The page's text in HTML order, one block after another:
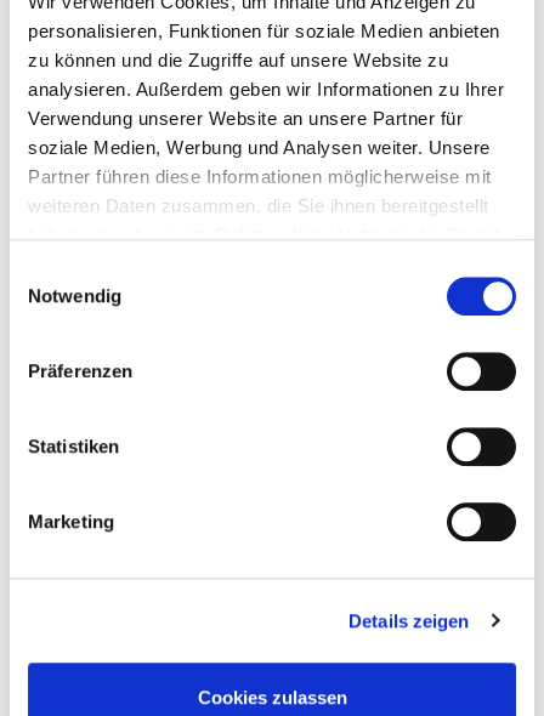
personalisieren, Funktionen für soziale Medien anbieten
zu können und die Zugriffe auf unsere Website zu
analysieren. Außerdem geben wir Informationen zu Ihrer
Verwendung unserer Website an unsere Partner für
soziale Medien, Werbung und Analysen weiter. Unsere
Partner führen diese Informationen möglicherweise mit
weiteren Daten zusammen, die Sie ihnen bereitgestellt
Notwendig
Präferenzen
Statistiken
Marketing
Details zeigen
Cookies zulassen
Ihrer Webseite hinzufügen.
Geben Sie stattdessen die 17-stellige Fahrgestell-
Identifikation-Nummer (FIN) ein und bekommen so eine
volle Dekodierung des Autos.
Tun Sie dies in drei Schritten: FIN eingeben, einen Preis
festlegen und Fotos hochladen. Und schon ist Ihr
Fahrzeug verkäuflich!
Autohaus Homepage
Fahrzeug verkäuflich FIN Dekodierung
QR-Code: Verbessern Sie Ihr Marketing